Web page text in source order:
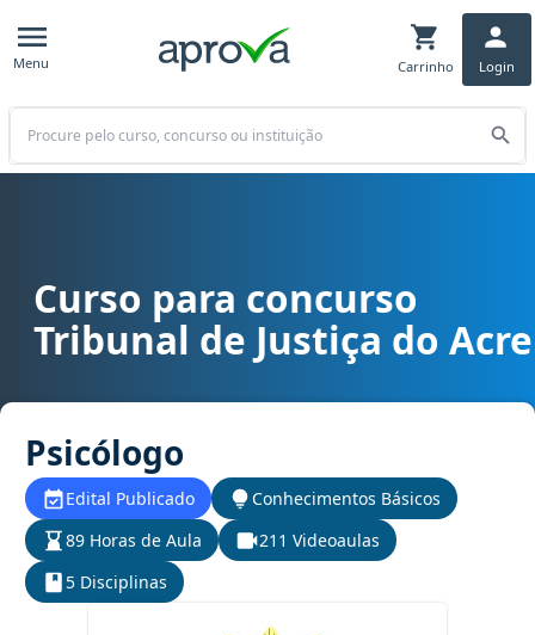
Menu Carrinho Login
Buscar
Curso para concurso TJ AC - Tribunal de Justiça do Acre cargo
Curso para concurso
Tribunal de Justiça do Acre
Psicólogo
Edital Publicado
Conhecimentos Básicos
89 Horas de Aula
211 Videoaulas
5 Disciplinas